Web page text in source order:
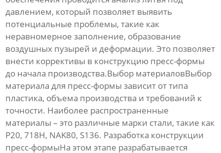
давлением, который позволяет выявить
потенциальные проблемы, такие как
неравномерное заполнение, образование
воздушных пузырей и деформации. Это позволяет
внести коррективы в конструкцию пресс-формы
до начала производства.Выбор материаловВыбор
материала для пресс-формы зависит от типа
пластика, объема производства и требований к
точности. Наиболее распространенные
материалы – это различные марки стали, такие как
P20, 718H, NAK80, S136. Разработка конструкции
пресс-формыНа этом этапе разрабатывается